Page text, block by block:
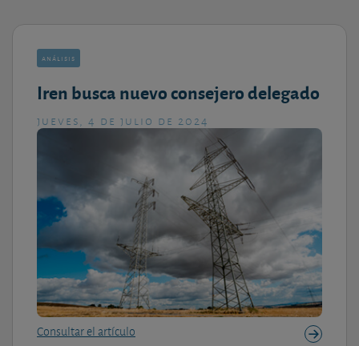
análisis
Iren busca nuevo consejero delegado
jueves, 4 de julio de 2024
Consultar el artículo